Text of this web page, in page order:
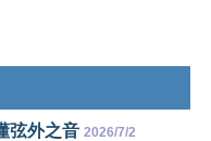
弦外之音 2026/7/2